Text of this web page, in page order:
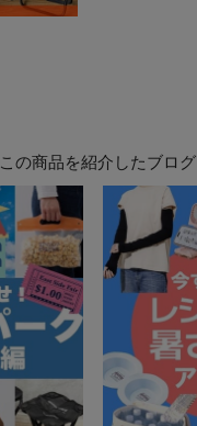
この商品を紹介したブログ